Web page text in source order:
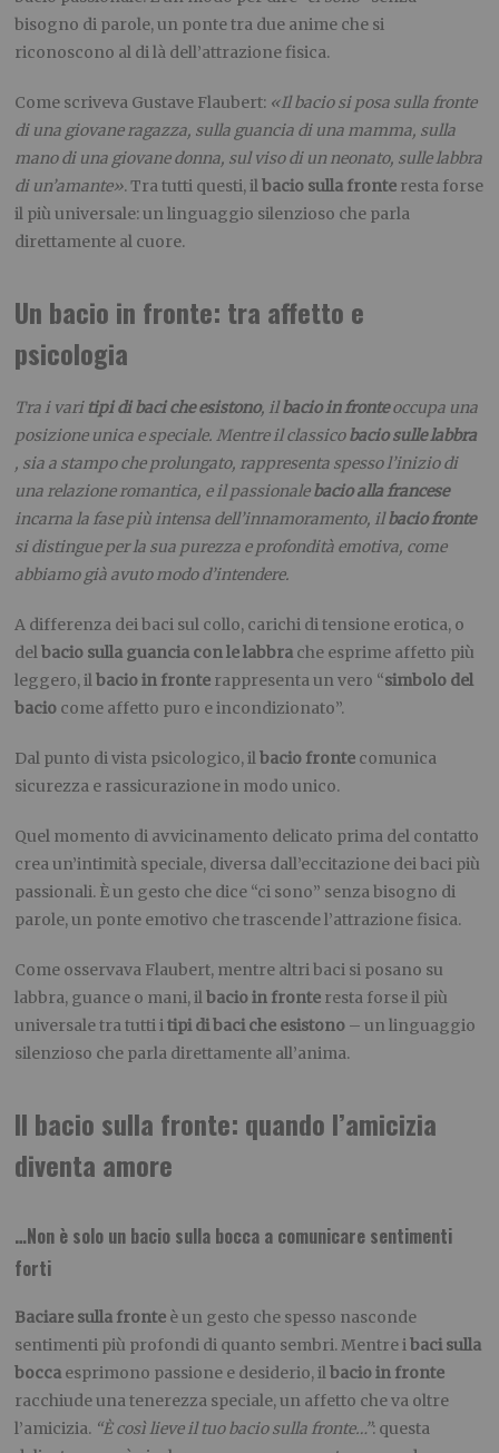
bisogno di parole, un ponte tra due anime che si
riconoscono al di là dell’attrazione fisica.
Come scriveva Gustave Flaubert: «Il bacio si posa sulla fronte
di una giovane ragazza, sulla guancia di una mamma, sulla
mano di una giovane donna, sul viso di un neonato, sulle labbra
di un’amante». Tra tutti questi, ilbacio sulla fronte resta forse
il più universale: un linguaggio silenzioso che parla
direttamente al cuore.
Un bacio in fronte: tra affetto e
psicologia
Tra i varitipi di baci che esistono, ilbacio in fronteoccupa una
posizione unica e speciale. Mentre il classicobacio sulle labbra
, sia a stampo che prolungato, rappresenta spesso l’inizio di
una relazione romantica, e il passionalebacio alla francese
incarna la fase più intensa dell’innamoramento, ilbacio fronte
si distingue per la sua purezza e profondità emotiva, come
abbiamo già avuto modo d’intendere.
A differenza dei baci sul collo, carichi di tensione erotica, o
delbacio sulla guancia con le labbra che esprime affetto più
leggero, ilbacio in fronte rappresenta un vero “simbolo del
bacio come affetto puro e incondizionato”.
Dal punto di vista psicologico, ilbacio fronte comunica
sicurezza e rassicurazione in modo unico.
Quel momento di avvicinamento delicato prima del contatto
crea un’intimità speciale, diversa dall’eccitazione dei baci più
passionali. È un gesto che dice “ci sono” senza bisogno di
parole, un ponte emotivo che trascende l’attrazione fisica.
Come osservava Flaubert, mentre altri baci si posano su
labbra, guance o mani, ilbacio in fronte resta forse il più
universale tra tutti itipi di baci che esistono – un linguaggio
silenzioso che parla direttamente all’anima.
Il bacio sulla fronte: quando l’amicizia
diventa amore
…Non è solo un bacio sulla bocca a comunicare sentimenti
forti
Baciare sulla fronte è un gesto che spesso nasconde
sentimenti più profondi di quanto sembri. Mentre ibaci sulla
bocca esprimono passione e desiderio, ilbacio in fronte
racchiude una tenerezza speciale, un affetto che va oltre
l’amicizia. “È così lieve il tuo bacio sulla fronte…”: questa